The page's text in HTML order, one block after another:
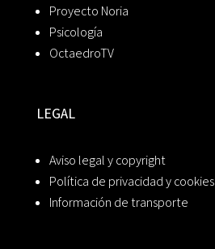
Proyecto Noria
Psicología
OctaedroTV
LEGAL
Aviso legal y copyright
Política de privacidad y cookies
Información de transporte